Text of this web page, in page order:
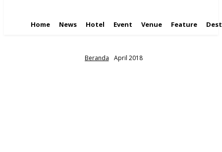
Home News Hotel Event Venue Feature
Beranda April 2018